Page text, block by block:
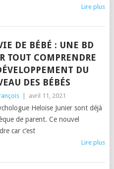
Lire plus
DE BÉBÉ : UNE BD
TOUT COMPRENDRE
DU
DES BÉBÉS
avril 11, 2021
Heloise Junier sont déjà
de parent. Ce nouvel
car c’est
Lire plus